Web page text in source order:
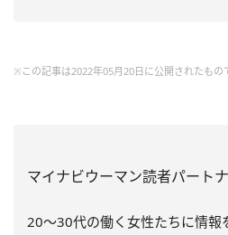
※この記事は2022年05月20日に公開されたもの
マイナビウーマン読者パート
20～30代の働く女性たちに情報